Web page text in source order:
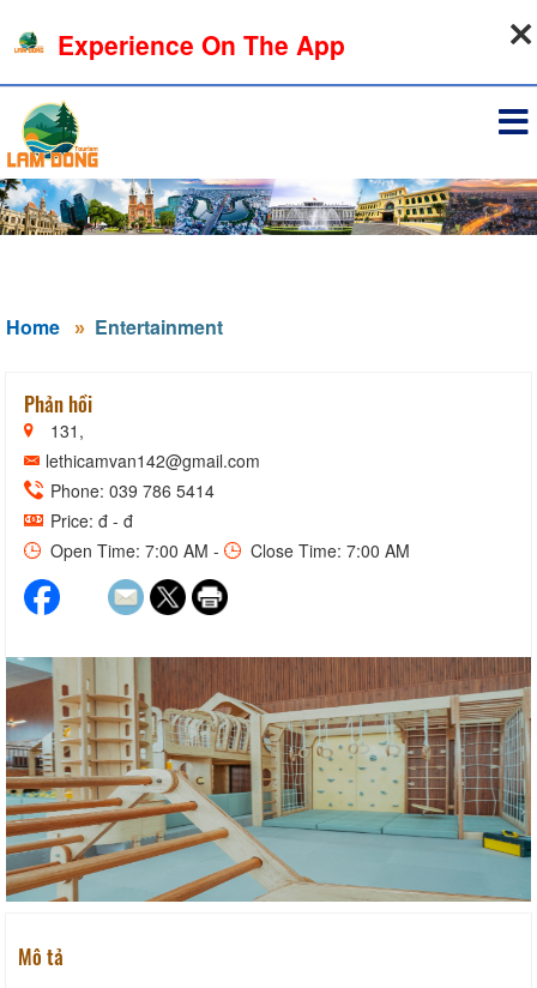
Home Entertainment
Phản hồi
131,
lethicamvan142@gmail.com
Phone: 039 786 5414
Price: đ - đ
Open Time: 7:00 AM -
Close Time: 7:00 AM
Mô tả
Experience On The App